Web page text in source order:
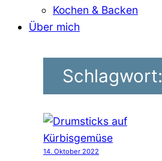
Kochen & Backen
Über mich
Schlagwort:
14. Oktober 2022